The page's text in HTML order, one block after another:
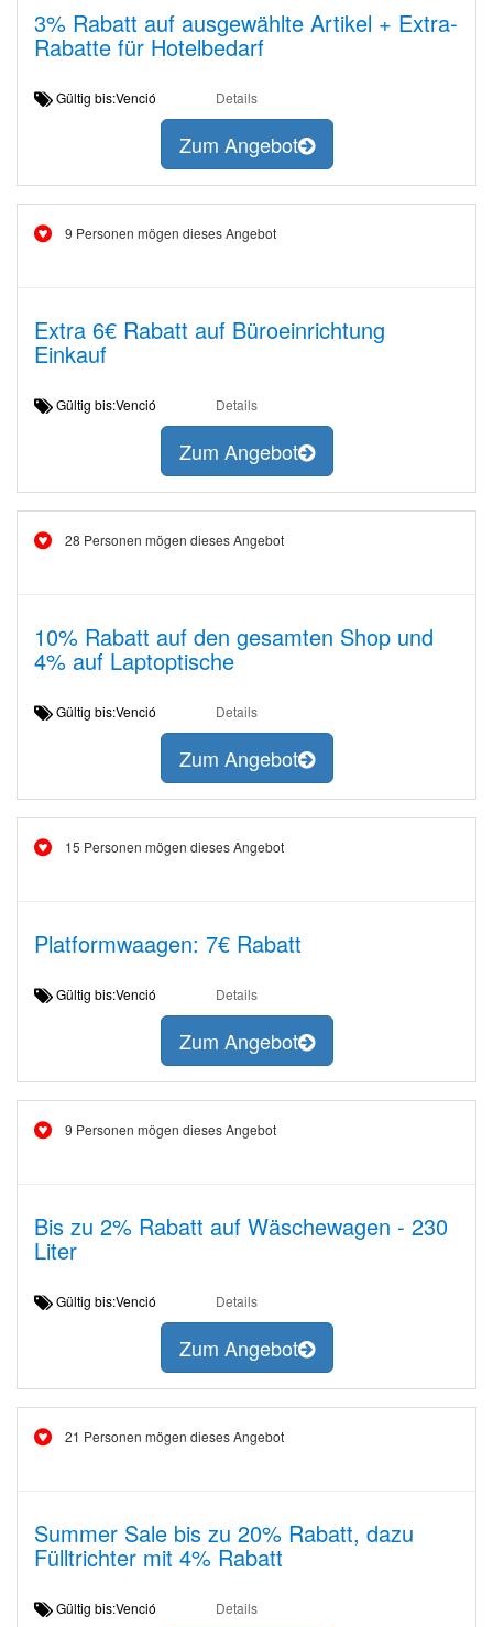
3% Rabatt auf ausgewählte Artikel + Extra-
Rabatte für Hotelbedarf
Gültig bis:Venció Details
Zum Angebot
9 Personen mögen dieses Angebot
Extra 6€ Rabatt auf Büroeinrichtung
Einkauf
Gültig bis:Venció Details
Zum Angebot
28 Personen mögen dieses Angebot
10% Rabatt auf den gesamten Shop und
4% auf Laptoptische
Gültig bis:Venció Details
Zum Angebot
15 Personen mögen dieses Angebot
Platformwaagen: 7€ Rabatt
Gültig bis:Venció Details
Zum Angebot
9 Personen mögen dieses Angebot
Bis zu 2% Rabatt auf Wäschewagen - 230
Liter
Gültig bis:Venció Details
Zum Angebot
21 Personen mögen dieses Angebot
Summer Sale bis zu 20% Rabatt, dazu
Fülltrichter mit 4% Rabatt
Gültig bis:Venció Details